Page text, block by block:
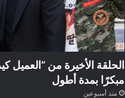
الحلقة الأخيرة من “العميل
مبكرًا بمدة أطول
منذ أسبوعين